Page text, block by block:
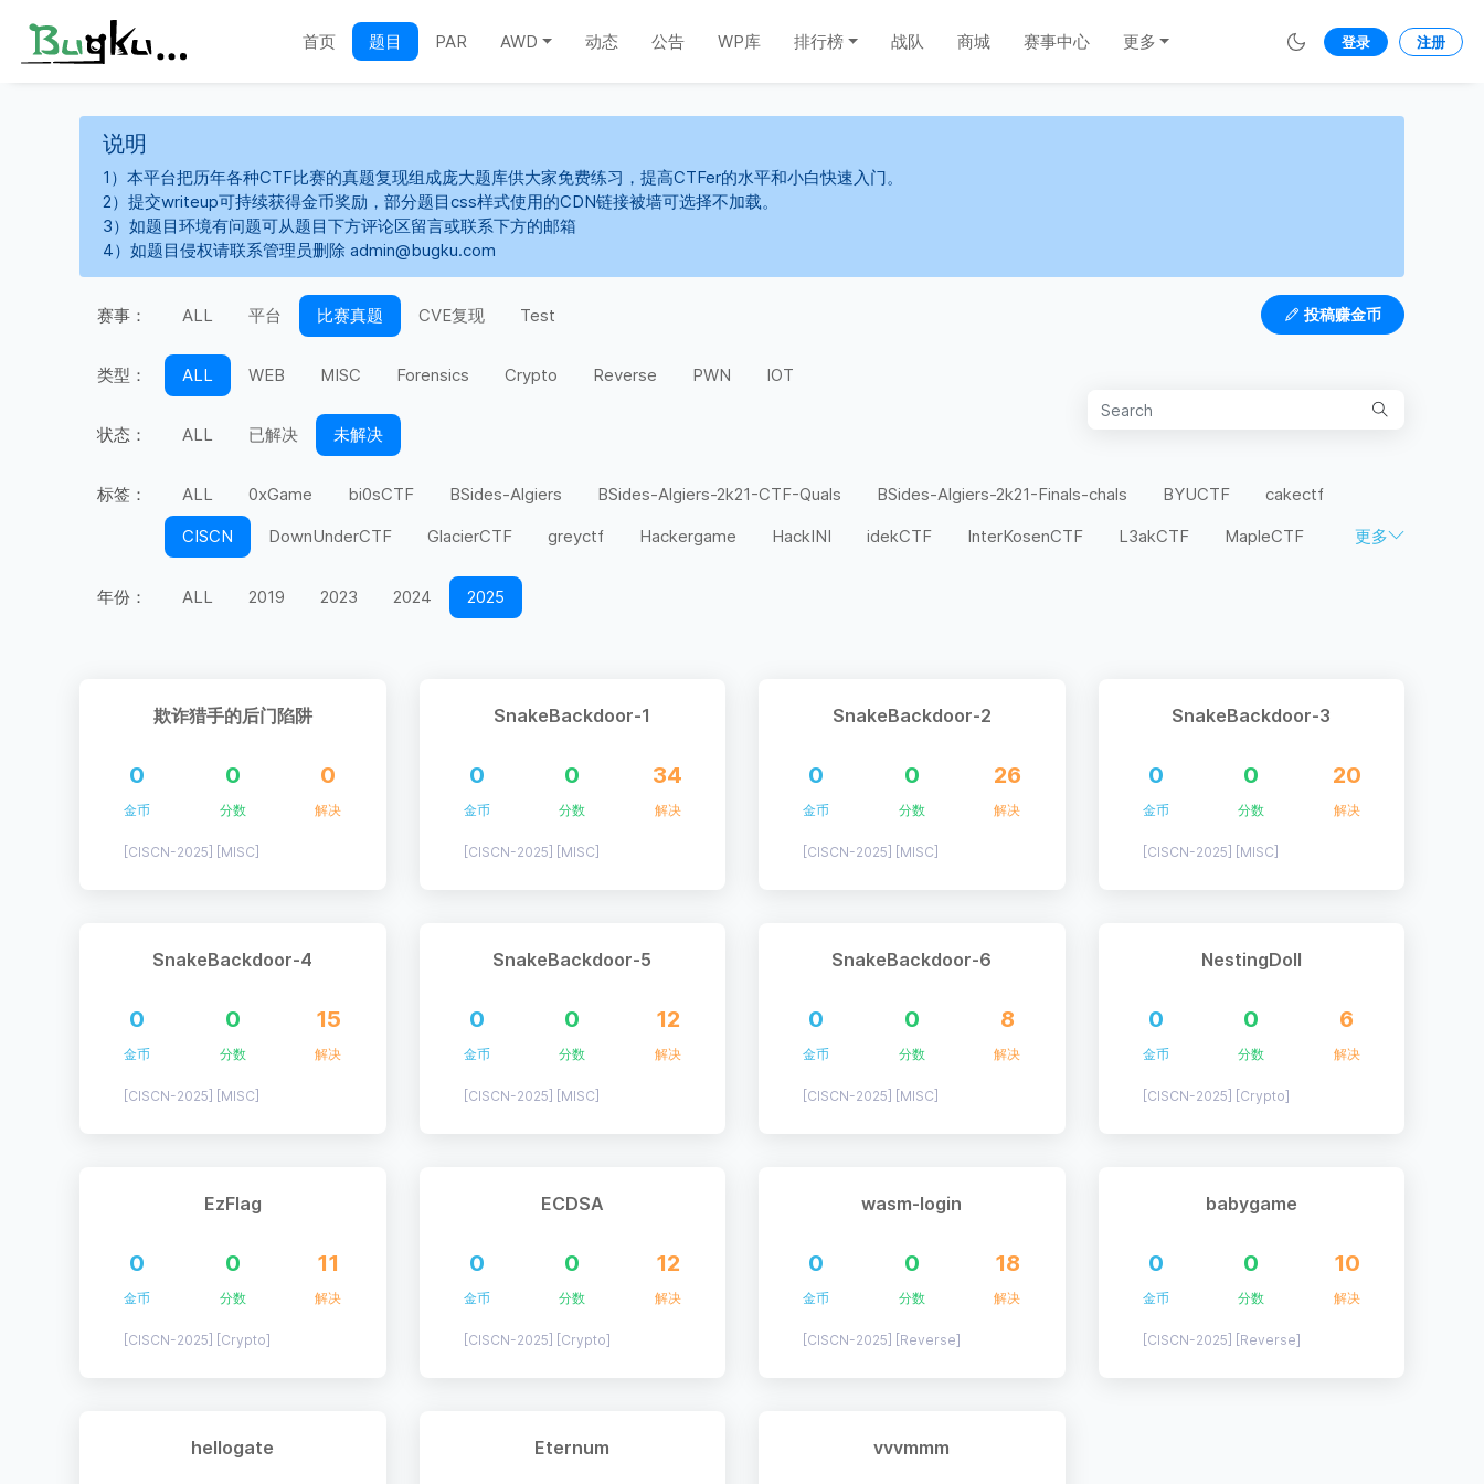
首页 题目 PAR AWD 动态 公告 WP库 排行榜 战队 商城 赛事中心 更多 登录 注册
说明
1）本平台把历年各种CTF比赛的真题复现组成庞大题库供大家免费练习，提高CTFer的水平和小白快速入门。
2）提交writeup可持续获得金币奖励，部分题目css样式使用的CDN链接被墙可选择不加载。
3）如题目环境有问题可从题目下方评论区留言或联系下方的邮箱
4）如题目侵权请联系管理员删除 admin@bugku.com
赛事： ALL 平台 比赛真题 CVE复现 Test
类型： ALL WEB MISC Forensics Crypto Reverse PWN IOT
状态： ALL 已解决 未解决
投稿赚金币
标签： ALL 0xGame bi0sCTF BSides-Algiers BSides-Algiers-2k21-CTF-Quals BSides-Algiers-2k21-Finals-chals BYUCTF
cakectf
CISCN
DownUnderCTF GlacierCTF greyctf Hackergame HackINI idekCTF InterKosenCTF L3akCTF
MapleCTF
moeCTF
SekaiCTF Space Heroes CTF
上海市大学生
宁波天一永安杯 巅峰极客 强网杯 数据安全大赛 湾区杯
祥云杯
长城杯
陇剑杯 陕西省大学生 高校网络安全管理运维赛 鹤城杯
更多
年份： ALL 2019 2023 2024 2025
欺诈猎手的后门陷阱
0
金币
0
分数
0
解决
[CISCN-2025] [MISC]
SnakeBackdoor-1
0
金币
0
分数
34
解决
[CISCN-2025] [MISC]
SnakeBackdoor-2
0
金币
0
分数
26
解决
[CISCN-2025] [MISC]
SnakeBackdoor-3
0
金币
0
分数
20
解决
[CISCN-2025] [MISC]
SnakeBackdoor-4
0
金币
0
分数
15
解决
[CISCN-2025] [MISC]
SnakeBackdoor-5
0
金币
0
分数
12
解决
[CISCN-2025] [MISC]
SnakeBackdoor-6
0
金币
0
分数
8
解决
[CISCN-2025] [MISC]
NestingDoll
0
金币
0
分数
6
解决
[CISCN-2025] [Crypto]
EzFlag
0
金币
0
分数
11
解决
[CISCN-2025] [Crypto]
ECDSA
0
金币
0
分数
12
解决
[CISCN-2025] [Crypto]
wasm-login
0
金币
0
分数
18
解决
[CISCN-2025] [Reverse]
babygame
0
金币
0
分数
10
解决
[CISCN-2025] [Reverse]
hellogate Eternum vvvmmm